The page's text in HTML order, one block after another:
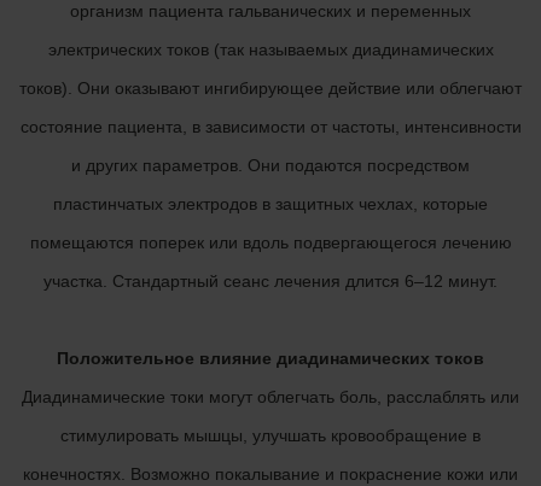
организм пациента гальванических и переменных
электрических токов (так называемых диадинамических
токов). Они оказывают ингибирующее действие или облегчают
состояние пациента, в зависимости от частоты, интенсивности
и других параметров. Они подаются посредством
пластинчатых электродов в защитных чехлах, которые
помещаются поперек или вдоль подвергающегося лечению
участка. Стандартный сеанс лечения длится 6–12 минут.
Положительное влияние диадинамических токов
Диадинамические токи могут облегчать боль, расслаблять или
стимулировать мышцы, улучшать кровообращение в
конечностях. Возможно покалывание и покраснение кожи или